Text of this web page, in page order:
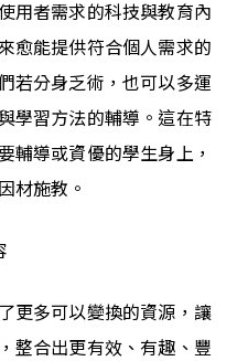
用者需求的科技與教育內
愈能提供符合個人需求的
若分身乏術，也可以多運
學習方法的輔導。這在特
輔導或資優的學生身上，
材施教。
更多可以變換的資源，讓
整合出更有效、有趣、豐